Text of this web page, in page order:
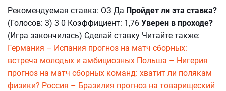
Рекомендуемая ставка: ОЗ Да Пройдет ли эта ставка?
(Голосов: 3) 3 0 Коэффициент: 1,76 Уверен в проходе?
(Игра закончилась) Сделай ставку Читайте также:
Германия – Испания прогноз на матч сборных:
встреча молодых и амбициозных Польша – Нигерия
прогноз на матч сборных команд: хватит ли полякам
физики? Россия – Бразилия прогноз на товарищеский